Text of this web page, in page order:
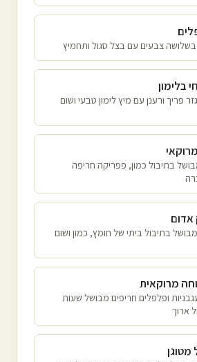
צבעים עם בצל סגול ותחמיץ
בלימון
פריך ורענן עם מיץ לימון טבעי ושום
בתיבול כמון, פפריקה חריפה
בתיבול ביתי של חומץ, כמון ושום
מרוקאית
ופלפלים חריפים מבושל שעות
ארוך
מטוגן